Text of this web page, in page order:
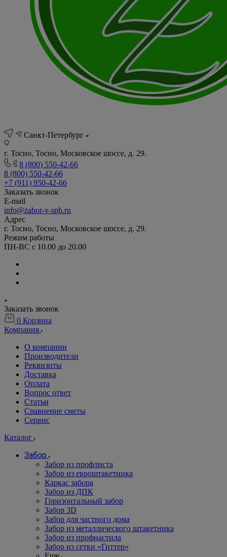
Санкт-Петербург
г. Тосно, Тосно, Московское шоссе, д. 29.
8 (800) 550-42-66
8 (800) 550-42-66
+7 (911) 950-42-66
Заказать звонок
E-mail
info@zabor-v-spb.ru
Адрес
г. Тосно, Тосно, Московское шоссе, д. 29.
Режим работы
ПН-ВС с 10.00 до 20.00
Заказать звонок
0 Корзина
Компания
О компании
Производители
Реквизиты
Доставка
Оплата
Вопрос ответ
Статьи
Сравнение сметы
Сервис
Каталог
Забор
Забор из профлиста
Забор из евроштакетника
Каркас забора
Забор из ДПК
Горизонтальный забор
Забор 3D
Забор для частного дома
Забор из металлического штакетника
Забор из профнастила
Забор из сетки «Гиттер»